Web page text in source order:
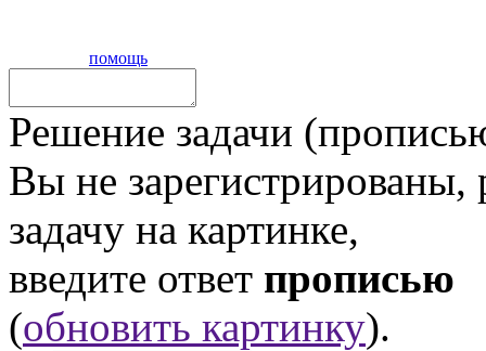
помощь
Решение задачи
Вы не
задачу на картинке,
введите ответ прописью
(обновить картинку).